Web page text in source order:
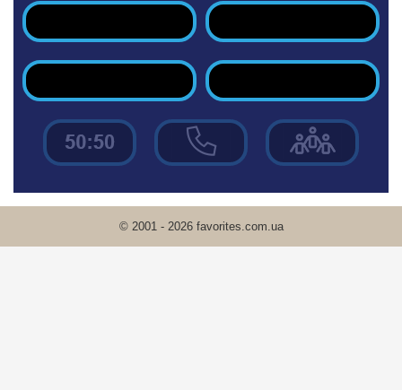
© 2001 - 2026 favorites.com.ua